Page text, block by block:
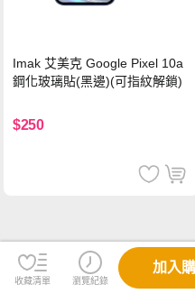
Imak 艾美克 Google Pixel 10a
鋼化玻璃貼(黑邊)(可指紋解鎖)
$250
收藏清單 瀏覽紀錄
加入